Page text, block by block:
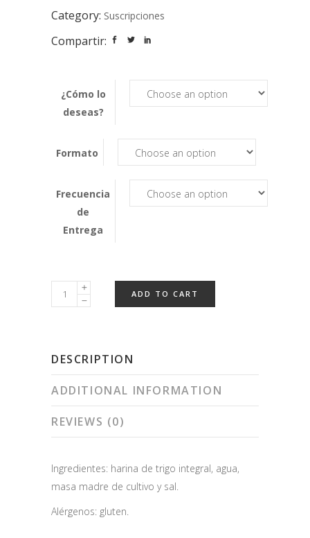
Category: Suscripciones
Compartir:
¿Cómo lo
deseas?
Formato
Frecuencia
de
Entrega
ADD TO CART
DESCRIPTION
ADDITIONAL INFORMATION
REVIEWS (0)
Ingredientes: harina de trigo integral, agua,
masa madre de cultivo y sal.
Alérgenos: gluten.